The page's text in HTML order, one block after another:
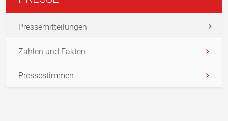
Pressemitteilungen
Zahlen und Fakten
Pressestimmen